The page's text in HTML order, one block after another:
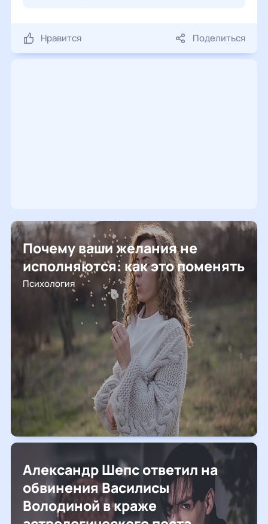
Нравится Поделиться
Почему ваши желания не
исполняются: как это поменять
Психология
Александр Шепс ответил на
обвинения Василисы
Володиной в краже